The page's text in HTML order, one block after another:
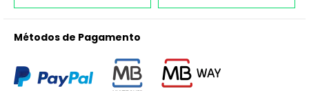
Métodos de Pagamento